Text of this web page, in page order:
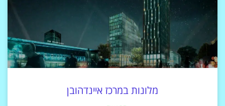
מלונות במרכז איינדהובן